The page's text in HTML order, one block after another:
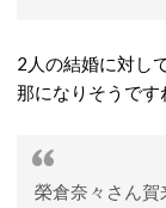
2人の結婚に対し
那になりそうです
榮倉奈々さん賀